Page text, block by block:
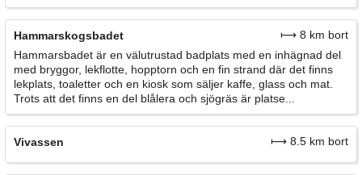
Hammarskogsbadet
⟼ 8 km bort
Hammarsbadet är en välutrustad badplats med en inhägnad del
med bryggor, lekflotte, hopptorn och en fin strand där det finns
lekplats, toaletter och en kiosk som säljer kaffe, glass och mat.
Trots att det finns en del blålera och sjögräs är platse...
Vivassen ⟼ 8.5 km bort